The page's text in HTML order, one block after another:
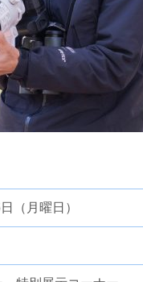
（月曜日）